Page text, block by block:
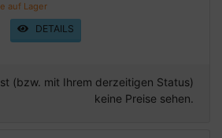
auf Lager
DETAILS
(bzw. mit Ihrem derzeitigen Status)
keine Preise sehen.